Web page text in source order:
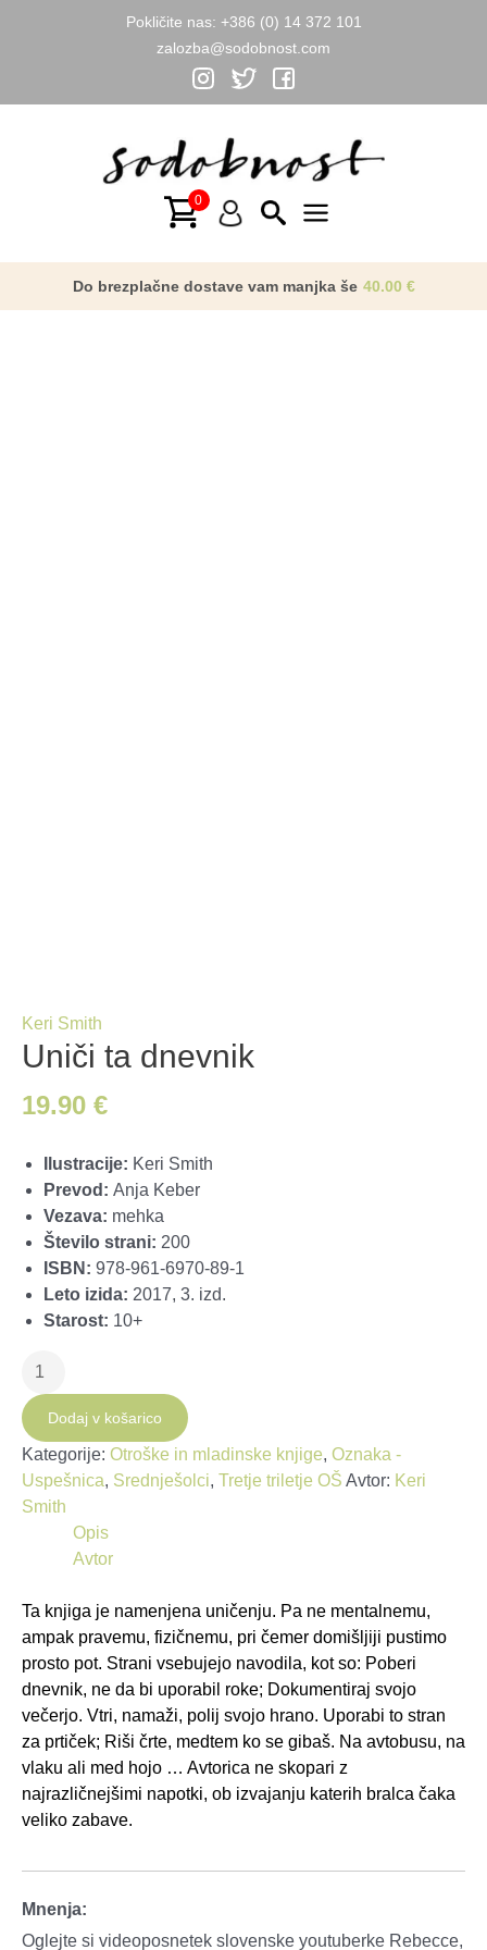
Pokličite nas: +386 (0) 14 372 101
zalozba@sodobnost.com
Menu
Do brezplačne dostave vam manjka še 40.00 €
USPEŠNICA
Keri Smith
Uniči ta dnevnik
19.90 €
Ilustracije: Keri Smith
Prevod: Anja Keber
Vezava: mehka
Število strani: 200
ISBN: 978-961-6970-89-1
Leto izida: 2017, 3. izd.
Starost: 10+
Uniči
dnevnik
količina
Dodaj v košarico
Kategorije: Otroške in mladinske knjige, Oznaka -
Uspešnica, Srednješolci, Tretje triletje OŠ Avtor: Keri
Smith
Opis
Avtor
Ta knjiga je namenjena uničenju. Pa ne mentalnemu,
ampak pravemu, fizičnemu, pri čemer domišljiji pustimo
prosto pot. Strani vsebujejo navodila, kot so: Poberi
dnevnik, ne da bi uporabil roke; Dokumentiraj svojo
večerjo. Vtri, namaži, polij svojo hrano. Uporabi to stran
za prtiček; Riši črte, medtem ko se gibaš. Na avtobusu, na
vlaku ali med hojo … Avtorica ne skopari z
najrazličnejšimi napotki, ob izvajanju katerih bralca čaka
veliko zabave.
Mnenja:
Oglejte si videoposnetek slovenske youtuberke Rebecce,